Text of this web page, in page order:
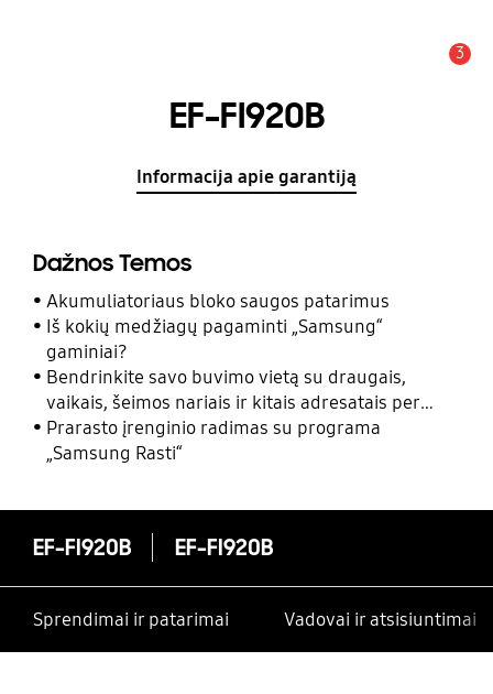
3
EF-FI920B
Informacija apie garantiją
Dažnos Temos
Akumuliatoriaus bloko saugos patarimus
Iš kokių medžiagų pagaminti „Samsung“
gaminiai?
Bendrinkite savo buvimo vietą su draugais,
vaikais, šeimos nariais ir kitais adresatais per
programą „Samsung Rasti“
Prarasto įrenginio radimas su programa
„Samsung Rasti“
EF-FI920B EF-FI920B
Sprendimai ir patarimai Vadovai ir atsisiuntimai